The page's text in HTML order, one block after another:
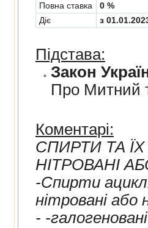
Повна ставка
0 %
Діє
з
Підстава:
Закон
Про Митний
Коментарі:
СПИРТИ ТА ЇХ
НIТРОВАНI
-Спирти ациклiчнi
- -